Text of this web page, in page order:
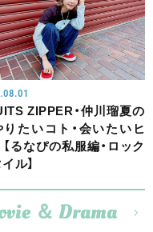
ZIPPER・仲川瑠夏の
りたいコト・会いたいヒ
【るなぴの私服編・ロック
ル】
＆ Drama